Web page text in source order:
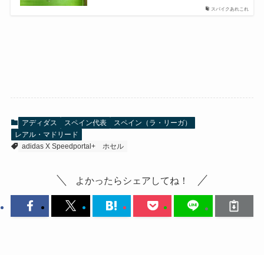
スパイクあれこれ
アディダス スペイン代表
スペイン（ラ・リーガ）
レアル・マドリード
adidas X Speedportal+
ホセル
よかったらシェアしてね！